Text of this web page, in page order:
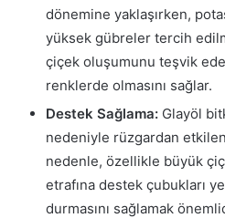
dönemine yaklaşırken,
yüksek gübreler tercih
çiçek oluşumunu teşvik
renklerde olmasını sağlar.
Destek Sağlama: Glayöl
nedeniyle rüzgardan
nedenle, özellikle büyük
etrafına destek çubukları
durmasını sağlamak